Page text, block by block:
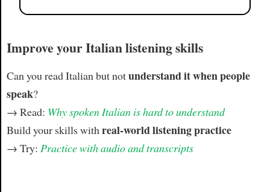
Improve your Italian listening skills
Can you read Italian but notunderstand it when people
speak?
→ Read: Why spoken Italian is hard to understand
Build your skills with real-world listening practice
→ Try: Practice with audio and transcripts